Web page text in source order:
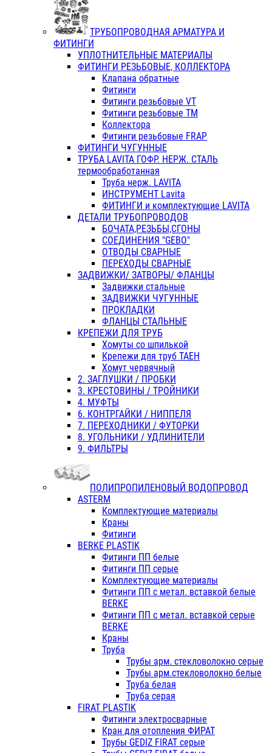
ТРУБОПРОВОДНАЯ АРМАТУРА И
ФИТИНГИ
УПЛОТНИТЕЛЬНЫЕ МАТЕРИАЛЫ
ФИТИНГИ РЕЗЬБОВЫЕ, КОЛЛЕКТОРА
Клапана обратные
Фитинги
Фитинги резьбовые VT
Фитинги резьбовые ТМ
Коллектора
Фитинги резьбовые FRAP
ФИТИНГИ ЧУГУННЫЕ
ТРУБА LAVITA ГОФР. НЕРЖ. СТАЛЬ
термообработанная
Труба нерж. LAVITA
ИНСТРУМЕНТ Lavita
ФИТИНГИ и комплектующие LAVITA
ДЕТАЛИ ТРУБОПРОВОДОВ
БОЧАТА,РЕЗЬБЫ,СГОНЫ
СОЕДИНЕНИЯ "GEBO"
ОТВОДЫ СВАРНЫЕ
ПЕРЕХОДЫ СВАРНЫЕ
ЗАДВИЖКИ/ ЗАТВОРЫ/ ФЛАНЦЫ
Задвижки стальные
ЗАДВИЖКИ ЧУГУННЫЕ
ПРОКЛАДКИ
ФЛАНЦЫ СТАЛЬНЫЕ
КРЕПЕЖИ ДЛЯ ТРУБ
Хомуты со шпилькой
Крепежи для труб ТАЕН
Хомут червячный
2. ЗАГЛУШКИ / ПРОБКИ
3. КРЕСТОВИНЫ / ТРОЙНИКИ
4. МУФТЫ
6. КОНТРГАЙКИ / НИППЕЛЯ
7. ПЕРЕХОДНИКИ / ФУТОРКИ
8. УГОЛЬНИКИ / УДЛИНИТЕЛИ
9. ФИЛЬТРЫ
ПОЛИПРОПИЛЕНОВЫЙ ВОДОПРОВОД
ASTERM
Комплектующие материалы
Краны
Фитинги
BERKE PLASTIK
Фитинги ПП белые
Фитинги ПП серые
Комплектующие материалы
Фитинги ПП с метал. вставкой белые
BERKE
Фитинги ПП с метал. вставкой серые
BERKE
Краны
Труба
Трубы арм. стекловолокно серые
Трубы арм.стекловолокно белые
Труба белая
Труба серая
FIRAT PLASTIK
Фитинги электросварные
Кран для отопления ФИРАТ
Трубы GEDIZ FIRAT серые